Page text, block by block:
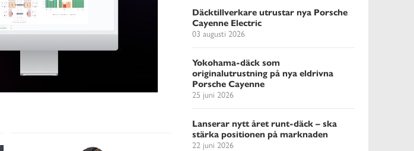
Däcktillverkare utrustar nya Porsche
Cayenne Electric
03 augusti 2026
Yokohama-däck som
originalutrustning på nya eldrivna
Porsche Cayenne
25 juni 2026
Lanserar nytt året runt-däck – ska
stärka positionen på marknaden
22 juni 2026